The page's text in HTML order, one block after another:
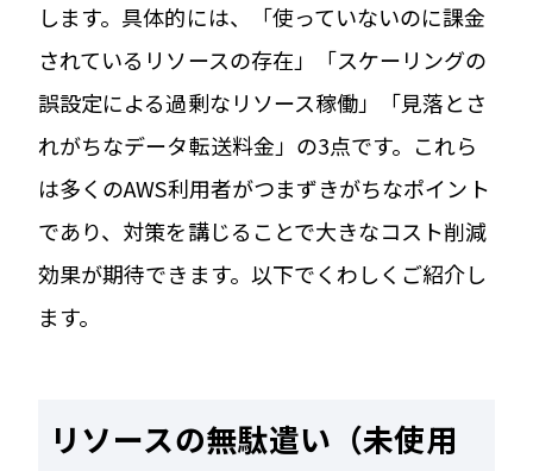
します。具体的には、「使っていないのに課金
されているリソースの存在」「スケーリングの
誤設定による過剰なリソース稼働」「見落とさ
れがちなデータ転送料金」の3点です。これら
は多くのAWS利用者がつまずきがちなポイント
であり、対策を講じることで大きなコスト削減
効果が期待できます。以下でくわしくご紹介し
ます。
リソースの無駄遣い（未使用